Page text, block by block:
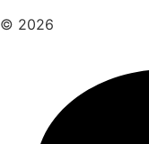
© 2026